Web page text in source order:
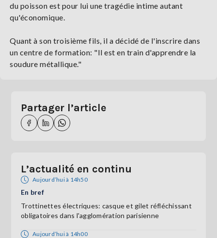
du poisson est pour lui une tragédie intime autant
qu'économique.
Quant à son troisième fils, il a décidé de l'inscrire dans
un centre de formation: "Il est en train d'apprendre la
soudure métallique."
Partager l’article
L’actualité en continu
Aujourd’hui à 14h50
En bref
Trottinettes électriques: casque et gilet réfléchissant
obligatoires dans l'agglomération parisienne
Aujourd’hui à 14h00